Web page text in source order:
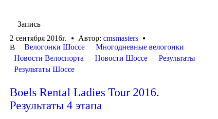
Запись
2 сентября 2016г.
Автор: cmsmasters
В
Велогонки Шоссе
Многодневные велогонки
Новости Велоспорта
Новости Шоссе
Результаты
Результаты Шоссе
Boels Rental Ladies Tour 2016.
Результаты 4 этапа